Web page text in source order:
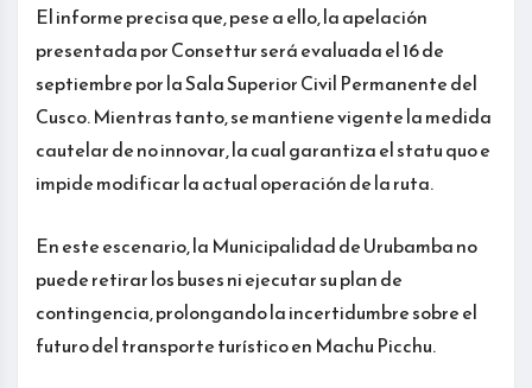
El informe precisa que, pese a ello, la apelación
presentada por Consettur será evaluada el 16 de
septiembre por la Sala Superior Civil Permanente del
Cusco. Mientras tanto, se mantiene vigente la medida
cautelar de no innovar, la cual garantiza el statu quo e
impide modificar la actual operación de la ruta.
En este escenario, la Municipalidad de Urubamba no
puede retirar los buses ni ejecutar su plan de
contingencia, prolongando la incertidumbre sobre el
futuro del transporte turístico en Machu Picchu.